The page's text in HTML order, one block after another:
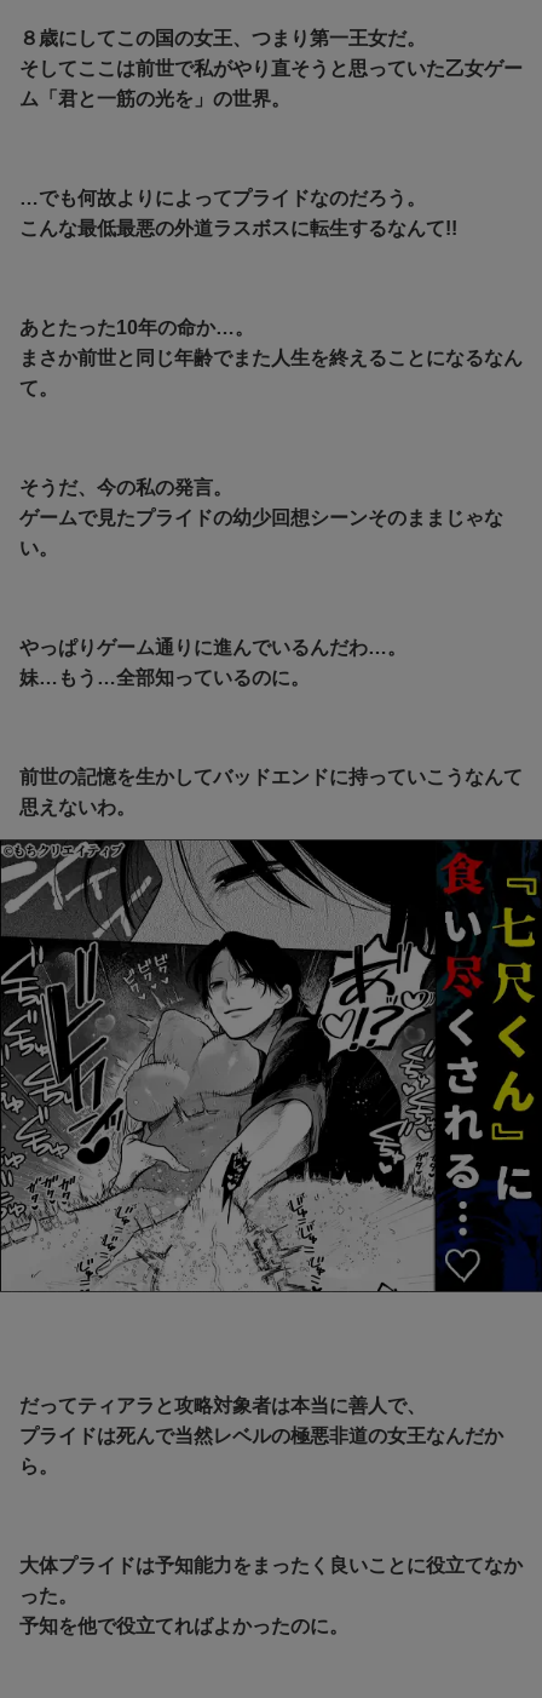
８歳にしてこの国の女王、つまり第一王女だ。
そしてここは前世で私がやり直そうと思っていた乙女ゲー
ム「君と一筋の光を」の世界。
…でも何故よりによってプライドなのだろう。
こんな最低最悪の外道ラスボスに転生するなんて!!
あとたった10年の命か…。
まさか前世と同じ年齢でまた人生を終えることになるなん
て。
そうだ、今の私の発言。
ゲームで見たプライドの幼少回想シーンそのままじゃな
い。
やっぱりゲーム通りに進んでいるんだわ…。
妹…もう…全部知っているのに。
前世の記憶を生かしてバッドエンドに持っていこうなんて
思えないわ。
だってティアラと攻略対象者は本当に善人で、
プライドは死んで当然レベルの極悪非道の女王なんだか
ら。
大体プライドは予知能力をまったく良いことに役立てなか
った。
予知を他で役立てればよかったのに。